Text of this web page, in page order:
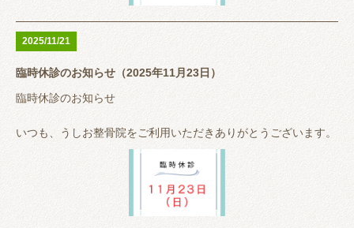
ると思います。 その場合はお電話いただけると助かります。
大変ご迷惑おかけしますがよろしくお願いいたします。
うしお整骨院は完全予約制ではありませんが、予約が埋まってい
る時は待っていただくこともありますので事前に来院が分かる方
【LINEでメッセージ 又は 電話（0647001131）】
いただけるとスムーズに案内できると思います。
2025/11/21
臨時休診のお知らせ（2025年11月23日）
臨時休診のお知らせ
いつも、うしお整骨院をご利用いただきありがとうございます。
空手の試合帯同のため休診とさせていただきます。